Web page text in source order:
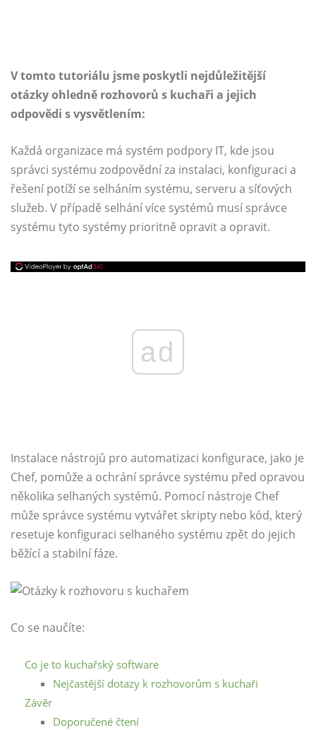
V tomto tutoriálu jsme poskytli nejdůležitější
otázky ohledně rozhovorů s kuchaři a jejich
odpovědi s vysvětlením:
Každá organizace má systém podpory IT, kde jsou
správci systému zodpovědní za instalaci, konfiguraci a
řešení potíží se selháním systému, serveru a síťových
služeb. V případě selhání více systémů musí správce
systému tyto systémy prioritně opravit a opravit.
ad
Instalace nástrojů pro automatizaci konfigurace, jako je
Chef, pomůže a ochrání správce systému před opravou
několika selhaných systémů. Pomocí nástroje Chef
může správce systému vytvářet skripty nebo kód, který
resetuje konfiguraci selhaného systému zpět do jejich
běžící a stabilní fáze.
Co se naučíte:
Co je to kuchařský software
Nejčastější dotazy k rozhovorům s kuchaři
Závěr
Doporučené čtení